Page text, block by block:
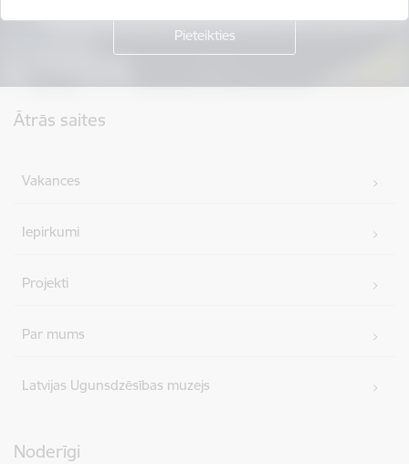
Ātrās saites
Vakances
Iepirkumi
Projekti
Par mums
Latvijas Ugunsdzēsības muzejs
Noderīgi